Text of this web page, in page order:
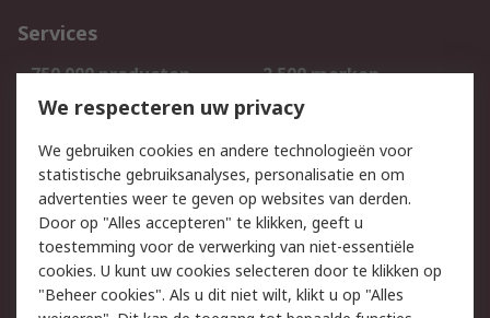
Services
750.000 producten
2.500 merken
Bestellen
Inkoopoplossingen
Track & Trace
Wettelijk
Cookiebeleid
Email veiligheid
Privacybeleid
Websitevoorwaarden
We respecteren uw privacy
We gebruiken cookies en andere technologieën voor
statistische gebruiksanalyses, personalisatie en om
advertenties weer te geven op websites van derden.
Door op "Alles accepteren" te klikken, geeft u
toestemming voor de verwerking van niet-essentiële
cookies. U kunt uw cookies selecteren door te klikken op
"Beheer cookies". Als u dit niet wilt, klikt u op "Alles